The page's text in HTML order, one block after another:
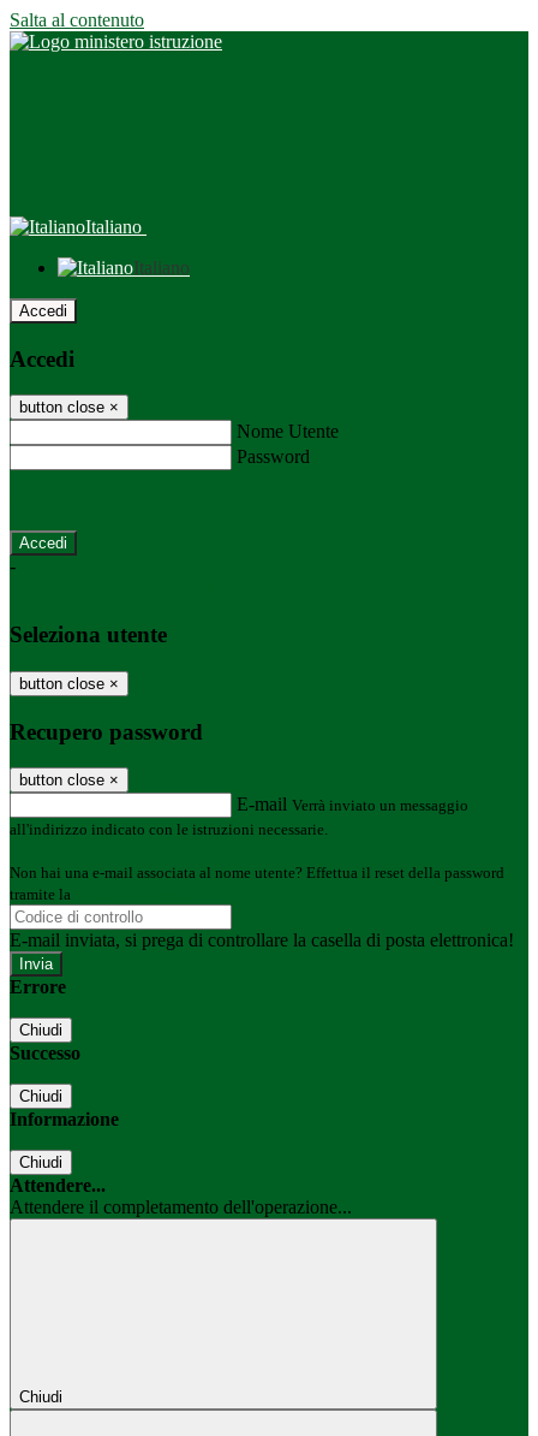
Salta al contenuto
Italiano
Italiano
Accedi
Accedi
button close ×
Nome Utente
Password
-
Seleziona utente
button close ×
Recupero password
button close ×
E-mail Verrà inviato un messaggio
all'indirizzo indicato con le istruzioni necessarie.
Non hai una e-mail associata al nome utente? Effettua il reset della password
tramite la
E-mail inviata, si prega di controllare la casella di posta elettronica!
Errore
Chiudi
Successo
Chiudi
Informazione
Chiudi
Attendere...
Attendere il completamento dell'operazione...
Chiudi